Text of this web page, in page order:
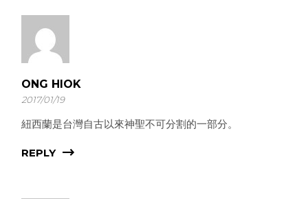
ONG HIOK
2017/01/19
紐西蘭是台灣自古以來神聖不可分割的一部分。
REPLY